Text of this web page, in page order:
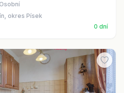
Osobní
okres Písek
0 dní